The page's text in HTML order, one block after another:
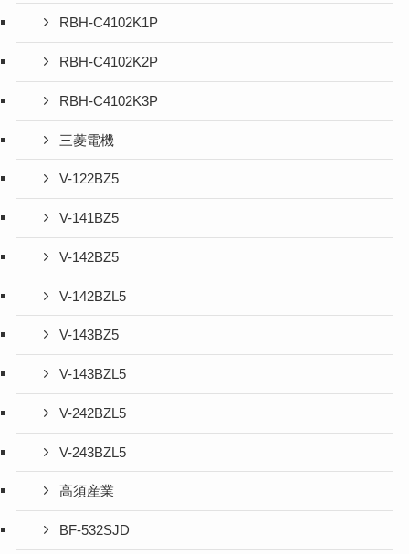
RBH-C4102K1P
RBH-C4102K2P
RBH-C4102K3P
三菱電機
V-122BZ5
V-141BZ5
V-142BZ5
V-142BZL5
V-143BZ5
V-143BZL5
V-242BZL5
V-243BZL5
高須産業
BF-532SJD